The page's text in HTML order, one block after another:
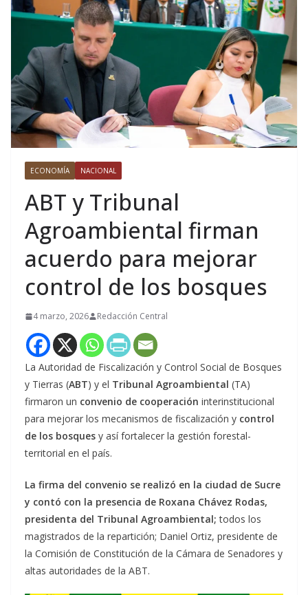
ECONOMÍA NACIONAL
ABT y Tribunal
Agroambiental firman
acuerdo para mejorar
control de los bosques
4 marzo, 2026 Redacción Central
La Autoridad de Fiscalización y Control Social de Bosques
y Tierras (ABT) y el Tribunal Agroambiental (TA)
firmaron un convenio de cooperación interinstitucional
para mejorar los mecanismos de fiscalización y control
de los bosques y así fortalecer la gestión forestal-
territorial en el país.
La firma del convenio se realizó en la ciudad de Sucre
y contó con la presencia de Roxana Chávez Rodas,
presidenta del Tribunal Agroambiental; todos los
magistrados de la repartición; Daniel Ortiz, presidente de
la Comisión de Constitución de la Cámara de Senadores y
altas autoridades de la ABT.